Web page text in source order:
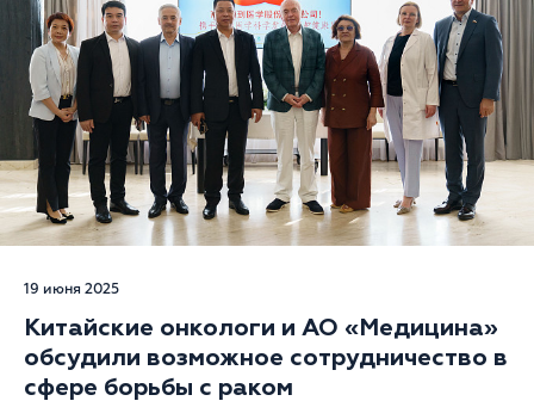
19 июня 2025
Китайские онкологи и АО «Медицина»
обсудили возможное сотрудничество в
сфере борьбы с раком